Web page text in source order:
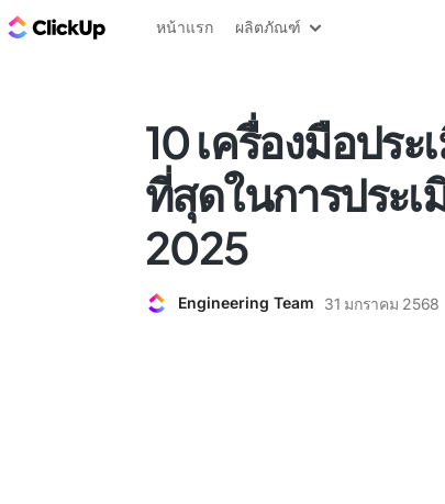
บล็อก ClickUp
หน้าแรก ผลิตภัณฑ์
10 เครื่องมือปร
ที่สุดในการประเ
2025
Engineering Team 31 มกราคม 2568